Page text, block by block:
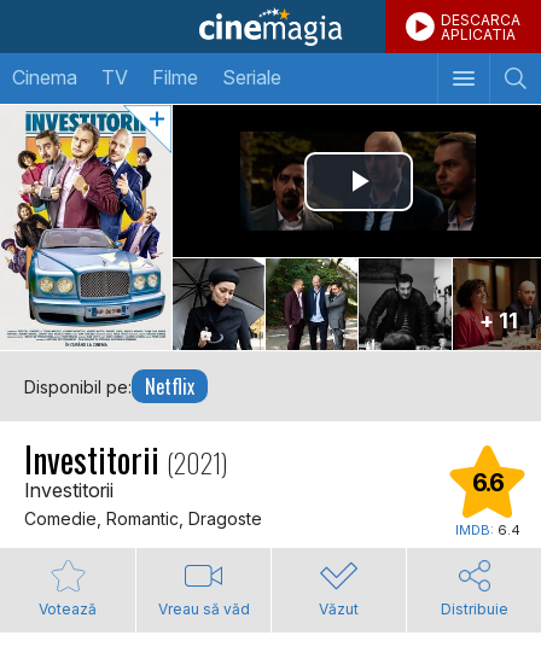
DESCARCA
APLICATIA
Cinema TV Filme Seriale
+ 11
Disponibil pe: Netflix
Investitorii (2021)
Investitorii
Comedie, Romantic, Dragoste
6.6
IMDB: 6.4
Votează Vreau să văd Văzut Distribuie